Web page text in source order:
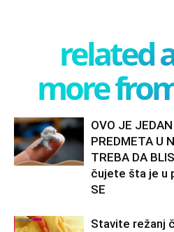
related
more
OVO JE
PREDMETA U
TREBA DA
čujete šta je u
SE
Stavite režanj